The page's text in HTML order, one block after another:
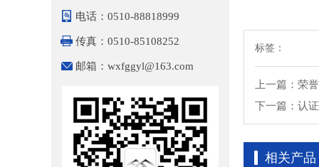
电话：0510-88818999
传真：0510-85108252
邮箱：wxfggyl@163.com
标签：
上一篇： 荣
下一篇： 认
相关产品